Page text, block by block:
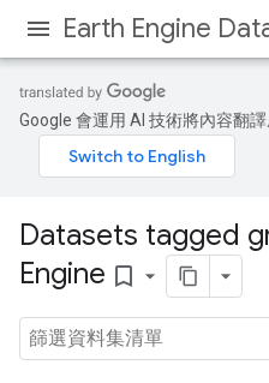
Earth Engine
Google 會運用 AI 技術將內容翻
Datasets tagged
Engine bookmark_border